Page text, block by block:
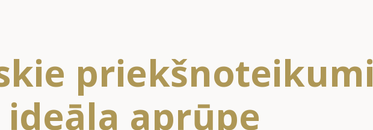
priekšnoteikumi
ideāla aprūpe